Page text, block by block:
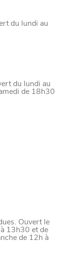
du lundi au
du lundi au
de 18h30
Ouvert le
13h30 et de
de 12h à